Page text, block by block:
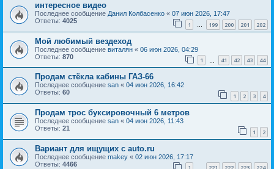
интересное видео
Последнее сообщение Данил Колбасенко « 07 июн 2026, 17:47
Ответы: 4025 1 … 199 200 201 202
Мой любимый вездеход
Последнее сообщение виталян « 06 июн 2026, 04:29
Ответы: 870 1 41 42 43 44
Продам стёкла кабины ГАЗ-66
Последнее сообщение san « 04 июн 2026, 16:42
Ответы: 60 1 2 3 4
Продам трос буксировочный 6 метров
Последнее сообщение san « 04 июн 2026, 11:43
Ответы: 21 1 2
Вариант для ищущих с auto.ru
Последнее сообщение makey « 02 июн 2026, 17:17
Ответы: 4466